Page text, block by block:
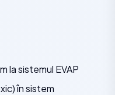
la sistemul EVAP
în sistem